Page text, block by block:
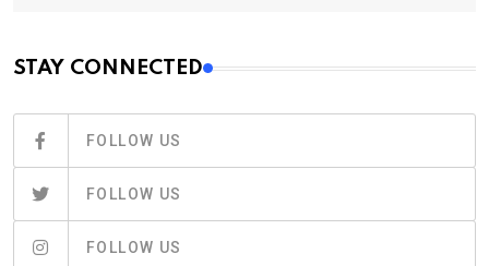
STAY CONNECTED
FOLLOW US
FOLLOW US
FOLLOW US